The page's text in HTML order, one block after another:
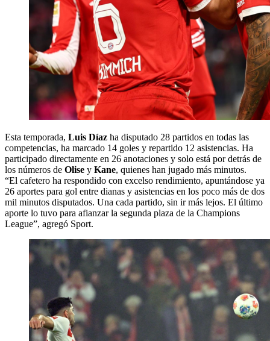
Esta temporada, Luis Díaz ha disputado 28 partidos en todas las
competencias, ha marcado 14 goles y repartido 12 asistencias. Ha
participado directamente en 26 anotaciones y solo está por detrás de
los números de Olise y Kane, quienes han jugado más minutos.
“El cafetero ha respondido con excelso rendimiento, apuntándose ya
26 aportes para gol entre dianas y asistencias en los poco más de dos
mil minutos disputados. Una cada partido, sin ir más lejos. El último
aporte lo tuvo para afianzar la segunda plaza de la Champions
League”, agregó Sport.